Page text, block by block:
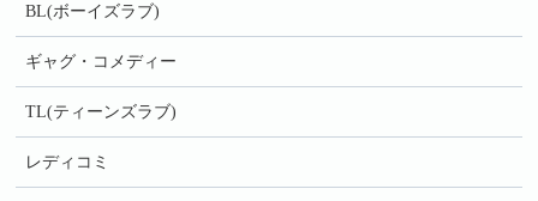
BL(ボーイズラブ)
ギャグ・コメディー
TL(ティーンズラブ)
レディコミ